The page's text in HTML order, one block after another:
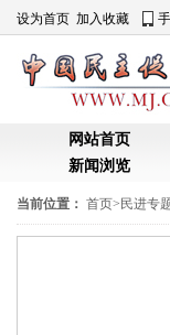
设为首页 加入收藏
网站首页
新闻浏览
当前位置： 首页> 民进专